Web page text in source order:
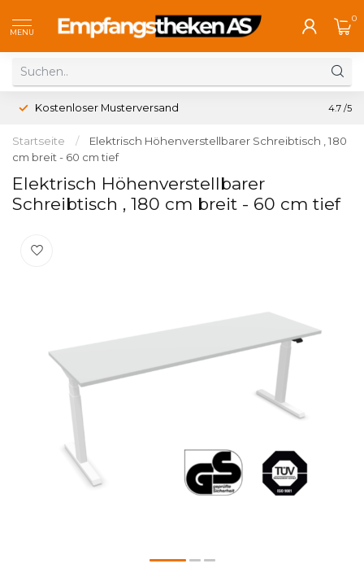
MENU
0
Kostenloser Musterversand 4.7 /5
Startseite /
Elektrisch Höhenverstellbarer Schreibtisch , 180
cm breit - 60 cm tief
Elektrisch Höhenverstellbarer
Schreibtisch , 180 cm breit - 60 cm tief